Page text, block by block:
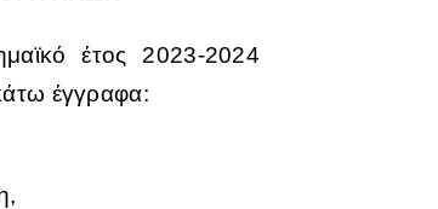
έτος 2023-2024
έγγραφα: